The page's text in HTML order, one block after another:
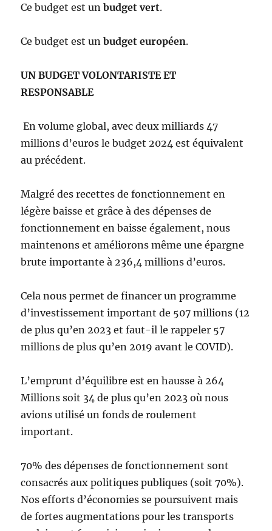
Ce budget est unbudget vert.
Ce budget est unbudget européen.
UN BUDGET VOLONTARISTE ET
RESPONSABLE
En volume global, avec deux milliards 47
millions d’euros le budget 2024 est équivalent
au précédent.
Malgré des recettes de fonctionnement en
légère baisse et grâce à des dépenses de
fonctionnement en baisse également, nous
maintenons et améliorons même une épargne
brute importante à 236,4 millions d’euros.
Cela nous permet de financer un programme
d’investissement important de 507 millions (12
de plus qu’en 2023 et faut-il le rappeler 57
millions de plus qu’en 2019 avant le COVID).
L’emprunt d’équilibre est en hausse à 264
Millions soit 34 de plus qu’en 2023 où nous
avions utilisé un fonds de roulement
important.
70% des dépenses de fonctionnement sont
consacrés aux politiques publiques (soit 70%).
Nos efforts d’économies se poursuivent mais
de fortes augmentations pour les transports